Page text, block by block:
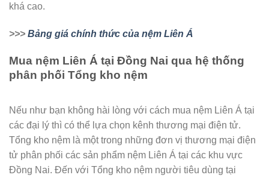
khá cao.
>>> Bảng giá chính thức của nệm Liên Á
Mua nệm Liên Á tại Đồng Nai qua hệ thống
phân phối Tổng kho nệm
Nếu như bạn không hài lòng với cách mua nệm Liên Á tại
các đại lý thì có thể lựa chọn kênh thương mại điện tử.
Tổng kho nệm là một trong những đơn vị thương mại điện
tử phân phối các sản phẩm nệm Liên Á tại các khu vực
Đồng Nai. Đến với Tổng kho nệm người tiêu dùng tại